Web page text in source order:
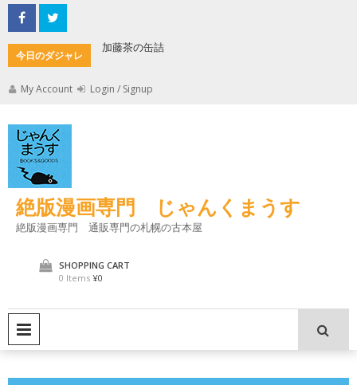
Skip
to
content
今日のダジャレ
加藤茶の缶詰
My Account Login / Signup
絶版漫画専門 じゃんくまうす
絶版漫画専門 通販専門の札幌の古本屋
SHOPPING CART
0 Items ¥0